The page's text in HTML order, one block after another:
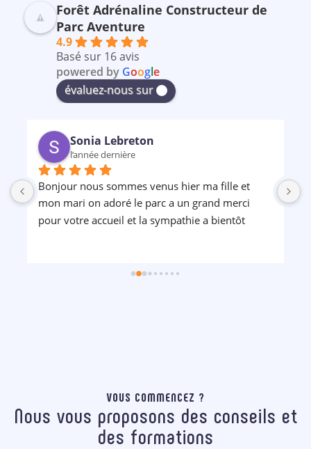
Forêt Adrénaline Constructeur de
Parc Aventure
4.9
Basé sur 16 avis
powered by Google
évaluez-nous sur
Sonia Lebreton
l’année dernière
Bonjour nous sommes venus hier ma fille et
mon mari on adoré le parc a un grand merci
pour votre accueil et la sympathie a bientôt
VOUS COMMENCEZ ?
Nous vous proposons des conseils et
des formations